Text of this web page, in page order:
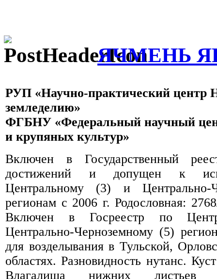
ЯЧМЕНЬ
РУП «Научно-практический центр
земледелию»
ФГБНУ «Федеральный научный
и крупяных культур»
Включен в Государственный
достижений и допущен к
Центральному (3) и Центрально-
регионам с 2006 г. Родословная:
Включен в Госреестр по
Центрально-Черноземному (5)
для возделывания в Тульской,
областях. Разновидность нутанс.
Влагалища нижних листьев